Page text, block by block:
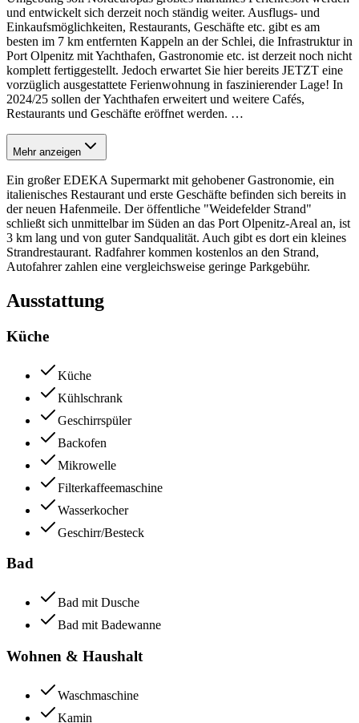
und entwickelt sich derzeit noch ständig weiter. Ausflugs- und
Einkaufsmöglichkeiten, Restaurants, Geschäfte etc. gibt es am
besten im 7 km entfernten Kappeln an der Schlei, die Infrastruktur in
Port Olpenitz mit Yachthafen, Gastronomie etc. ist derzeit noch nicht
komplett fertiggestellt. Jedoch erwartet Sie hier bereits JETZT eine
vorzüglich ausgestattete Ferienwohnung in faszinierender Lage! In
2024/25 sollen der Yachthafen erweitert und weitere Cafés,
Restaurants und Geschäfte eröffnet werden. …
Mehr anzeigen
Ein großer EDEKA Supermarkt mit gehobener Gastronomie, ein
italienisches Restaurant und erste Geschäfte befinden sich bereits in
der neuen Hafenmeile. Der öffentliche "Weidefelder Strand"
schließt sich unmittelbar im Süden an das Port Olpenitz-Areal an, ist
3 km lang und von guter Sandqualität. Auch gibt es dort ein kleines
Strandrestaurant. Radfahrer kommen kostenlos an den Strand,
Autofahrer zahlen eine vergleichsweise geringe Parkgebühr.
Ausstattung
Küche
Küche
Kühlschrank
Geschirrspüler
Backofen
Mikrowelle
Filterkaffeemaschine
Wasserkocher
Geschirr/Besteck
Bad
Bad mit Dusche
Bad mit Badewanne
Wohnen & Haushalt
Waschmaschine
Kamin